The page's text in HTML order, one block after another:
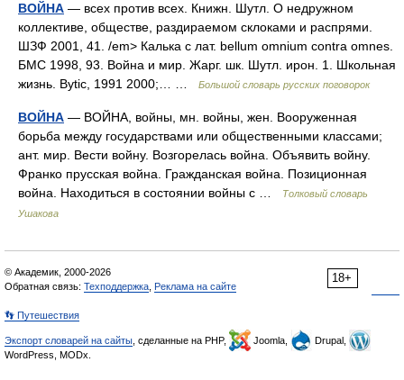
ВОЙНА — всех против всех. Книжн. Шутл. О недружном
коллективе, обществе, раздираемом склоками и распрями.
ШЗФ 2001, 41. /em> Калька с лат. bellum omnium contra omnes.
БМС 1998, 93. Война и мир. Жарг. шк. Шутл. ирон. 1. Школьная
жизнь. Bytic, 1991 2000;… …
Большой словарь русских поговорок
ВОЙНА — ВОЙНА, войны, мн. войны, жен. Вооруженная
борьба между государствами или общественными классами;
ант. мир. Вести войну. Возгорелась война. Объявить войну.
Франко прусская война. Гражданская война. Позиционная
война. Находиться в состоянии войны с …
Толковый словарь
Ушакова
18+
© Академик, 2000-2026
Обратная связь: Техподдержка Реклама на сайте
👣 Путешествия
Экспорт словарей на сайты , сделанные на PHP, Joomla,
Drupal,
WordPress, MODx.